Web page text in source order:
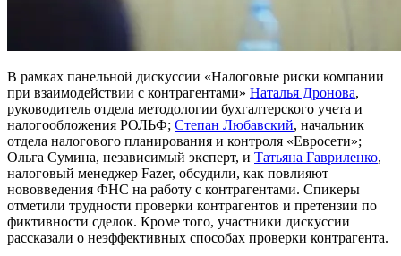
В рамках панельной дискуссии «Налоговые риски компании
при взаимодействии с контрагентами» Наталья Дронова,
руководитель отдела методологии бухгалтерского учета и
налогообложения РОЛЬФ; Степан Любавский, начальник
отдела налогового планирования и контроля «Евросети»;
Ольга Сумина, независимый эксперт, и Татьяна Гавриленко,
налоговый менеджер Fazer, обсудили, как повлияют
нововведения ФНС на работу с контрагентами. Спикеры
отметили трудности проверки контрагентов и претензии по
фиктивности сделок. Кроме того, участники дискуссии
рассказали о неэффективных способах проверки контрагента.